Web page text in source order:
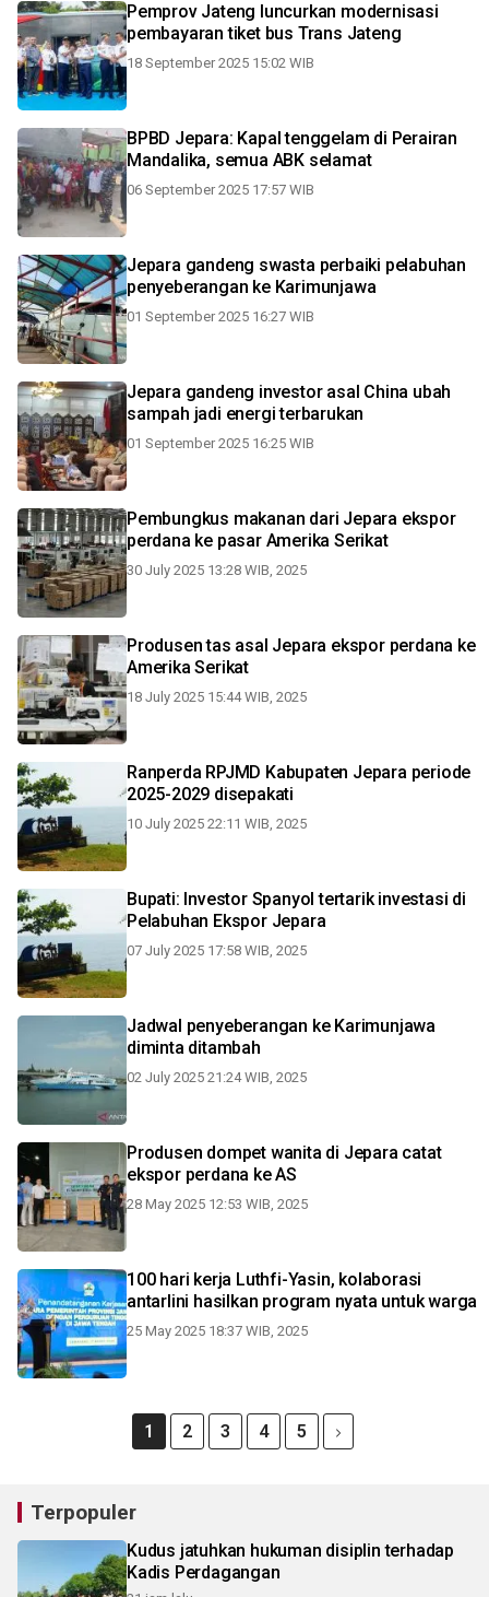
Pemprov Jateng luncurkan modernisasi
pembayaran tiket bus Trans Jateng
18 September 2025 15:02 WIB
BPBD Jepara: Kapal tenggelam di Perairan
Mandalika, semua ABK selamat
06 September 2025 17:57 WIB
Jepara gandeng swasta perbaiki pelabuhan
penyeberangan ke Karimunjawa
01 September 2025 16:27 WIB
Jepara gandeng investor asal China ubah
sampah jadi energi terbarukan
01 September 2025 16:25 WIB
Pembungkus makanan dari Jepara ekspor
perdana ke pasar Amerika Serikat
30 July 2025 13:28 WIB, 2025
Produsen tas asal Jepara ekspor perdana ke
Amerika Serikat
18 July 2025 15:44 WIB, 2025
Ranperda RPJMD Kabupaten Jepara periode
2025-2029 disepakati
10 July 2025 22:11 WIB, 2025
Bupati: Investor Spanyol tertarik investasi di
Pelabuhan Ekspor Jepara
07 July 2025 17:58 WIB, 2025
Jadwal penyeberangan ke Karimunjawa
diminta ditambah
02 July 2025 21:24 WIB, 2025
Produsen dompet wanita di Jepara catat
ekspor perdana ke AS
28 May 2025 12:53 WIB, 2025
100 hari kerja Luthfi-Yasin, kolaborasi
antarlini hasilkan program nyata untuk warga
25 May 2025 18:37 WIB, 2025
1 2 3 4 5
Terpopuler
Kudus jatuhkan hukuman disiplin terhadap
Kadis Perdagangan